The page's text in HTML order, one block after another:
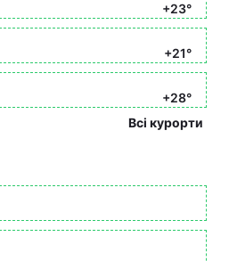
+23°
+21°
+28°
Всі курорти